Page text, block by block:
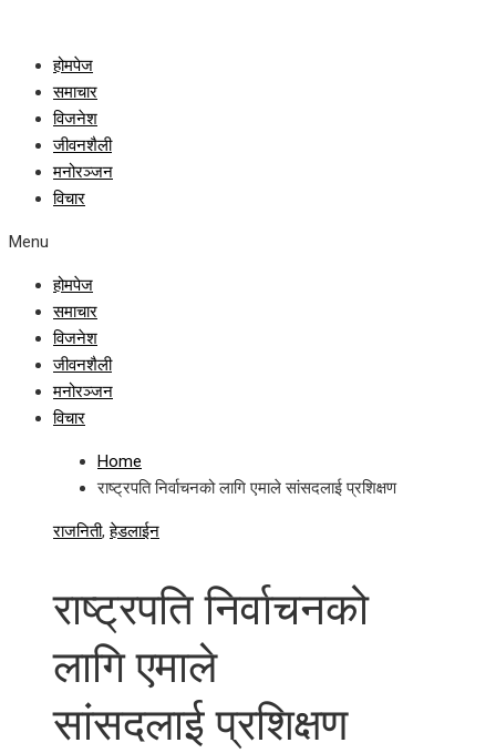
होमपेज
समाचार
विजनेश
जीवनशैली
मनोरञ्जन
विचार
Menu
होमपेज
समाचार
विजनेश
जीवनशैली
मनोरञ्जन
विचार
Home
राष्ट्रपति निर्वाचनको लागि एमाले सांसदलाई प्रशिक्षण
राजनिती,हेडलाईन
राष्ट्रपति निर्वाचनको
लागि एमाले
सांसदलाई प्रशिक्षण